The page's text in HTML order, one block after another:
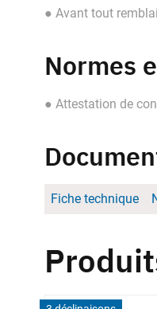
● Avant tout
Normes
● Attestation de
Fiche technique